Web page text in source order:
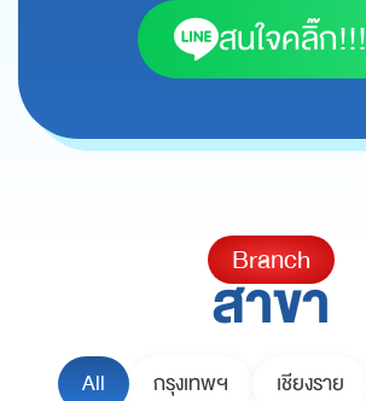
สนใจคลิ๊ก!!!
Branch
สาขา
All กรุงเทพฯ เชียงราย